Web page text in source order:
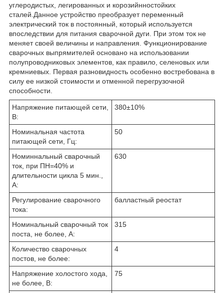
углеродистых, легированных и корозийнностойких
сталей. Данное устройство преобразует переменный
электрический ток в постоянный, который используется
впоследствии для питания сварочной дуги. При этом ток не
меняет своей величины и направления. Функционирование
сварочных выпрямителей основано на использовании
полупроводниковых элементов, как правило, селеновых или
кремниевых. Первая разновидность особенно востребована в
силу ее низкой стоимости и отменной перегрузочной
способности.
Напряжение питающей сети,
В:
380±10%
Номинальная частота
питающей сети, Гц:
50
Номиннальный сварочный
ток, при ПН=40% и
длительности цикла 5 мин.,
А:
630
Регулирование сварочного
тока:
балластный реостат
Номинальный сварочный ток
поста, не более, А:
315
Количество сварочных
постов, не более:
4
Напряжение холостого хода,
не более, В:
75